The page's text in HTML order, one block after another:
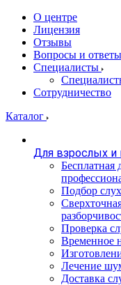
О центре
Лицензия
Отзывы
Вопросы и ответы
Специалисты
Сотрудничество
Каталог
Для взрослых
Бесплатная
Подбор
Проверка
Временное
Лечение
Доставка